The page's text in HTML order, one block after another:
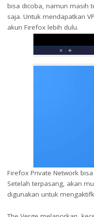
bisa dicoba, namun masih
saja. Untuk mendapatkan
akun Firefox lebih dulu.
Firefox Private Network
Setelah terpasang, akan
digunakan untuk